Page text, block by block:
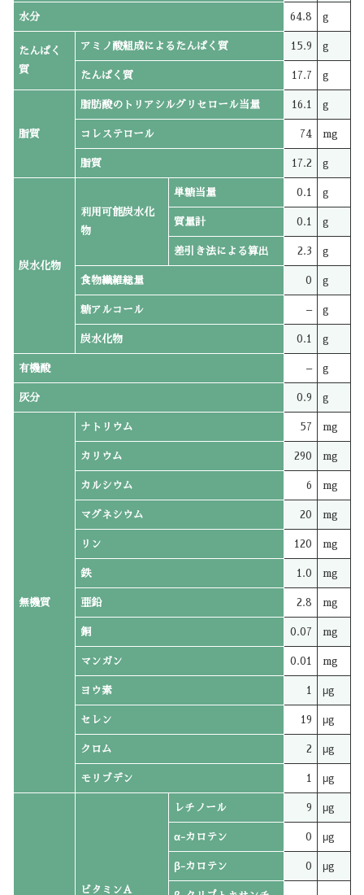
水分 64.8 g
たんぱく
質
アミノ酸組成によるたんぱく質 15.9 g
たんぱく質 17.7 g
脂質
脂肪酸のトリアシルグリセロール当量 16.1 g
コレステロール 74 mg
脂質 17.2 g
炭水化物
利用可能炭水化
物
単糖当量 0.1 g
質量計 0.1 g
差引き法による算出 2.3 g
食物繊維総量 0 g
糖アルコール – g
炭水化物 0.1 g
有機酸 – g
灰分 0.9 g
無機質
ナトリウム 57 mg
カリウム 290 mg
カルシウム 6 mg
マグネシウム 20 mg
リン 120 mg
鉄 1.0 mg
亜鉛 2.8 mg
銅 0.07 mg
マンガン 0.01 mg
ヨウ素 1 μg
セレン 19 μg
クロム 2 μg
モリブデン 1 μg
ビタミンA
レチノール 9 μg
α-カロテン 0 μg
β-カロテン 0 μg